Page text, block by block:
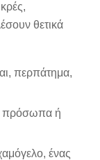
θετικά
περπάτημα,
πρόσωπα ή
ένας